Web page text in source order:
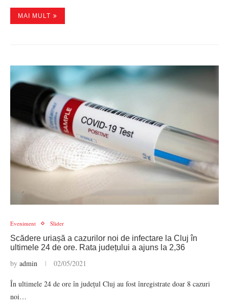
MAI MULT
Eveniment Slider
Scădere uriașă a cazurilor noi de infectare la Cluj în
ultimele 24 de ore. Rata județului a ajuns la 2,36
by admin 02/05/2021
În ultimele 24 de ore în județul Cluj au fost înregistrate doar 8 cazuri
noi…